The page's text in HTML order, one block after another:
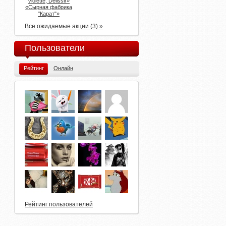
«Сырная фабрика
"Карат"»
Все ожидаемые акции (3) »
Пользователи
Рейтинг Онлайн
Рейтинг пользователей